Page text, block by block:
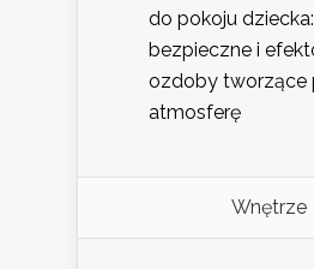
do pokoju
bezpieczne i
ozdoby tworzące
atmosferę
Wnętrze